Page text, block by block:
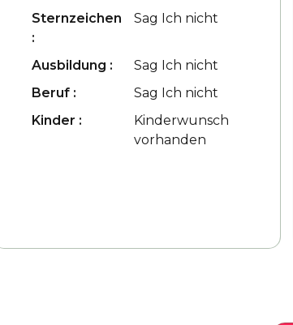
Sternzeichen
:
Sag Ich nicht
Ausbildung :
Sag Ich nicht
Beruf :
Sag Ich nicht
Kinder :
Kinderwunsch
vorhanden